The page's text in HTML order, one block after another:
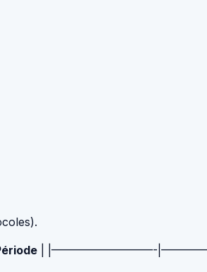
| |—————————-|———————-|